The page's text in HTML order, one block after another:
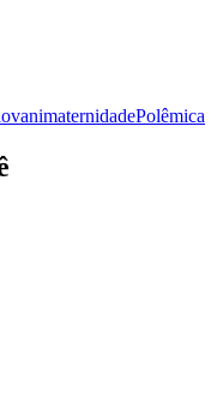
maternidadePolêmica